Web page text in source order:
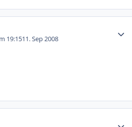
19:1511. Sep 2008